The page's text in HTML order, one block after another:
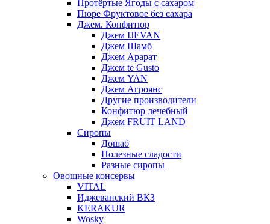
Протёртые Ягоды с сахаром
Пюре Фруктовое без сахара
Джем. Конфитюр
Джем IJEVAN
Джем Шамб
Джем Арарат
Джем te Gusto
Джем YAN
Джем Агроянс
Другие производители
Конфитюр лечебный
Джем FRUIT LAND
Сиропы
Дошаб
Полезные сладости
Разные сиропы
Овощные консервы
VITAL
Иджеванский ВКЗ
KERAKUR
Wosky